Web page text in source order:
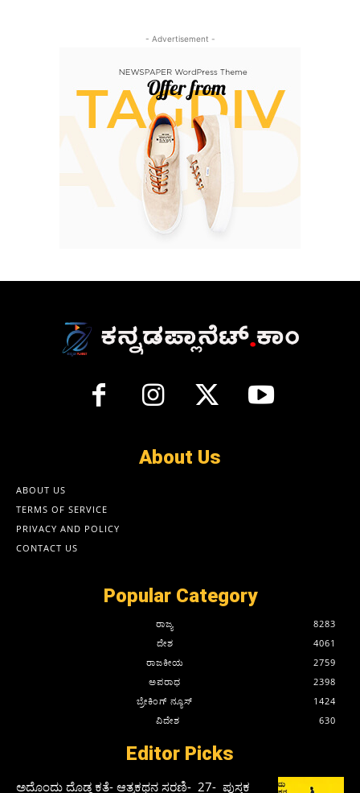
- Advertisement -
About Us
ABOUT US
TERMS OF SERVICE
PRIVACY AND POLICY
CONTACT US
Popular Category
ರಾಜ್ಯ
8283
ದೇಶ
4061
ರಾಜಕೀಯ
2759
ಅಪರಾಧ
2398
ಬ್ರೇಕಿಂಗ್ ನ್ಯೂಸ್
1424
ವಿದೇಶ
630
Editor Picks
ಅದೊಂದು ದೊಡ್ಡ ಕತೆ- ಆತ್ಮಕಥನ ಸರಣಿ- 27- ಪುಸ್ತಕ